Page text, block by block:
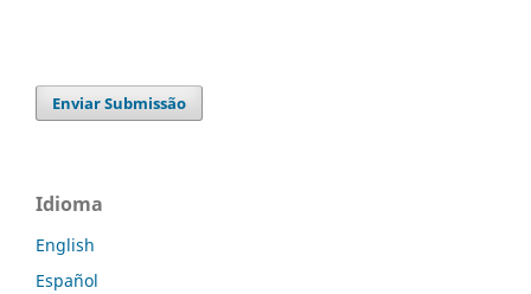
Enviar Submissão
Idioma
English
Español